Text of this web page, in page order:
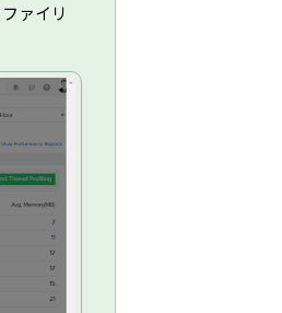
ァイリ